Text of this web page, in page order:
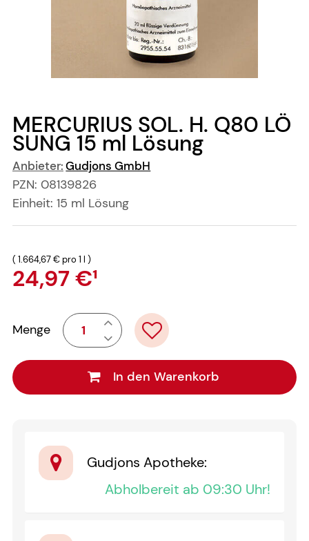
MERCURIUS SOL. H. Q80 LÖ
SUNG 15 ml Lösung
Anbieter:Gudjons GmbH
PZN: 08139826
Einheit: 15 ml Lösung
24,97 €¹
( 1.664,67 €pro 1 l )
Menge
In den Warenkorb
Gudjons Apotheke:
Abholbereit ab 09:30 Uhr!